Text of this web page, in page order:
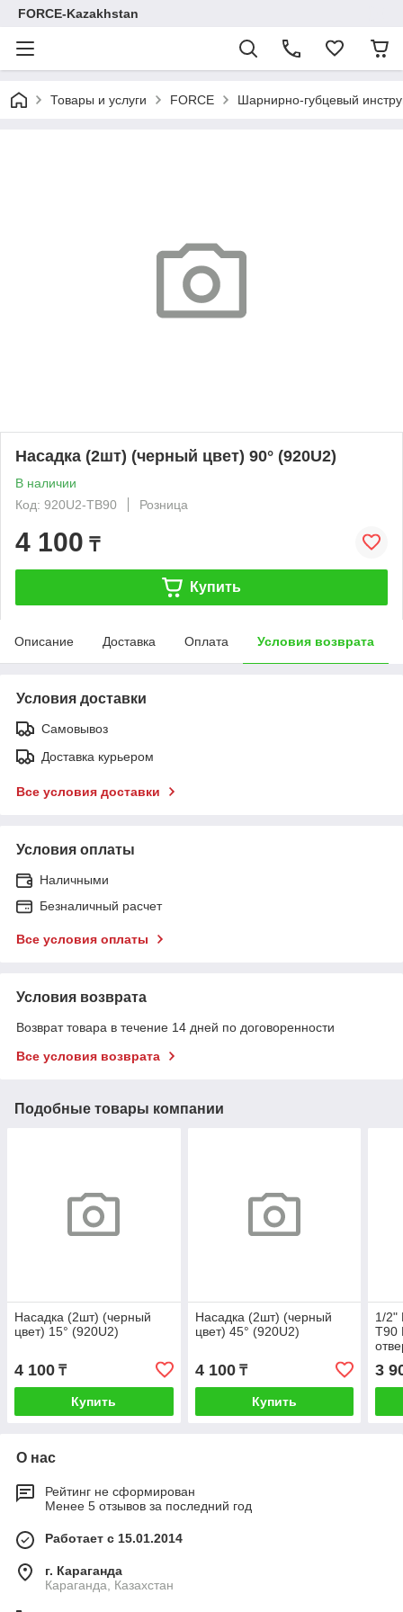
FORCE-Kazakhstan
Товары и услуги FORCE Шарнирно-губцевый
Насадка (2шт) (черный цвет) 90° (920U2)
В наличии
Код: 920U2-TB90
Розница
4 100 ₸
Купить
Описание Доставка Оплата Условия возврата
Условия доставки
Самовывоз
Доставка курьером
Все условия доставки
Условия оплаты
Наличными
Безналичный расчет
Все условия оплаты
Условия возврата
Возврат товара в течение 14 дней по договоренности
Все условия возврата
Подобные товары компании
Насадка (2шт) (черный
цвет) 15° (920U2)
4 100 ₸
Купить
Насадка (2шт) (черный
цвет) 45° (920U2)
4 100₸
Купить
1/2"
T90
3
О нас
Рейтинг не сформирован
Менее 5 отзывов за последний год
Работает с 15.01.2014
г. Караганда
Караганда, Казахстан